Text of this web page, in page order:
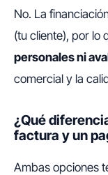
No. La
(tu cliente), por lo
personales ni
comercial y la
¿Qué
factura y un
Ambas opciones